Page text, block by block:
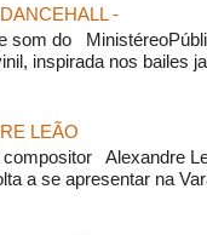
-
som do
inspirada nos bailes
LEÃO
compositor Alexandre
a se apresentar na